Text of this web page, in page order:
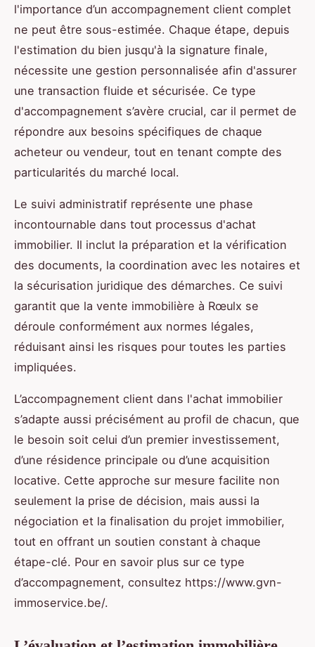
l'importance d’un accompagnement client complet
ne peut être sous-estimée. Chaque étape, depuis
l'estimation du bien jusqu'à la signature finale,
nécessite une gestion personnalisée afin d'assurer
une transaction fluide et sécurisée. Ce type
d'accompagnement s’avère crucial, car il permet de
répondre aux besoins spécifiques de chaque
acheteur ou vendeur, tout en tenant compte des
particularités du marché local.
Le suivi administratif représente une phase
incontournable dans tout processus d'achat
immobilier. Il inclut la préparation et la vérification
des documents, la coordination avec les notaires et
la sécurisation juridique des démarches. Ce suivi
garantit que la vente immobilière à Rœulx se
déroule conformément aux normes légales,
réduisant ainsi les risques pour toutes les parties
impliquées.
L’accompagnement client dans l'achat immobilier
s’adapte aussi précisément au profil de chacun, que
le besoin soit celui d’un premier investissement,
d’une résidence principale ou d’une acquisition
locative. Cette approche sur mesure facilite non
seulement la prise de décision, mais aussi la
négociation et la finalisation du projet immobilier,
tout en offrant un soutien constant à chaque
étape-clé. Pour en savoir plus sur ce type
d’accompagnement, consultez https://www.gvn-
immoservice.be/.